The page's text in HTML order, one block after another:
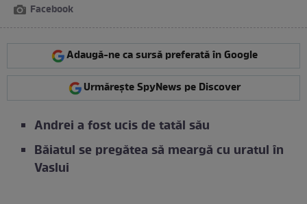
Facebook
Adaugă-ne ca sursă preferată în Google
Urmărește SpyNews pe Discover
Andrei a fost ucis de tatăl său
Băiatul se pregătea să meargă cu uratul în
Vaslui